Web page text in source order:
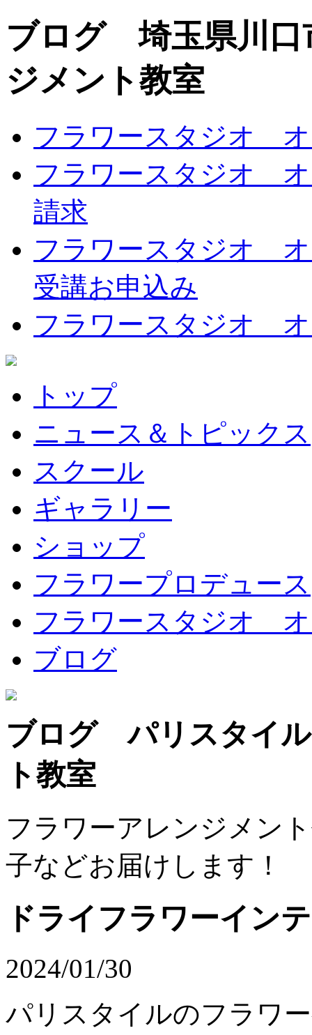
ブログ 埼玉県川口
ジメント教室
フラワースタジオ
フラワースタジオ オ
請求
フラワースタジオ
受講お申込み
フラワースタジオ
トップ
ニュース＆トピックス
スクール
ギャラリー
ショップ
フラワープロデュース
フラワースタジオ
ブログ
ブログ パリスタイ
ト教室
フラワーアレンジメン
子などお届けします！
ドライフラワーイン
2024/01/30
パリスタイルのフラワ